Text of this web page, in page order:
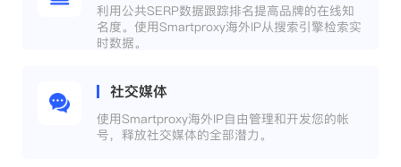
利用公共SERP数据跟踪排名提高品牌的在线知
名度。使用Smartproxy海外IP从搜索引擎检索实
时数据。
社交媒体
使用Smartproxy海外IP自由管理和开发您的帐
号，释放社交媒体的全部潜力。